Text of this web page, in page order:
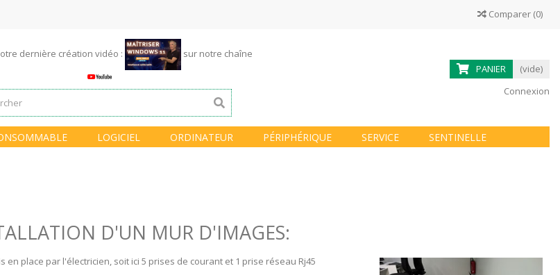
Comparer (0)
dernière création vidéo :
sur notre chaîne
PANIER
(vide)
Connexion
LOGICIEL ORDINATEUR PÉRIPHÉRIQUE SERVICE SENTINELLE
D'UN MUR D'IMAGES:
en place par l'électricien, soit ici 5 prises de courant et 1 prise réseau Rj45